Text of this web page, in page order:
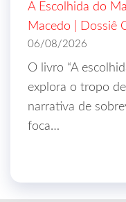
A Escolhida do
Macedo | Dossiê
06/08/2026
O livro “A
explora o tropo
narrativa de
foca…